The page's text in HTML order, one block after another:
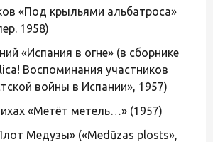
«Под крыльями альбатроса»
1958)
«Испания в огне» (в сборнике
Воспоминания участников
войны в Испании», 1957)
«Метёт метель…» (1957)
Медузы» («Medūzas plosts»,